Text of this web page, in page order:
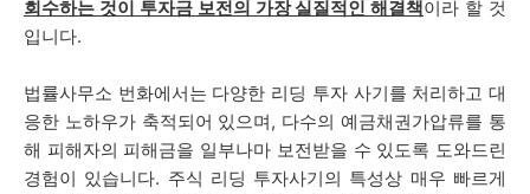
회수하는 것이 투자금 보전의 가장 실질적인 해결책이라 할 것
입니다.
법률사무소 번화에서는 다양한 리딩 투자 사기를 처리하고 대
응한 노하우가 축적되어 있으며, 다수의 예금채권가압류를 통
해 피해자의 피해금을 일부나마 보전받을 수 있도록 도와드린
경험이 있습니다. 주식 리딩 투자사기의 특성상 매우 빠르게